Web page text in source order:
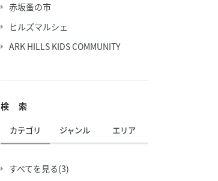
赤坂蚤の市
ヒルズマルシェ
ARK HILLS KIDS COMMUNITY
検 索
カテゴリ ジャンル エリア
すべてを見る(3)